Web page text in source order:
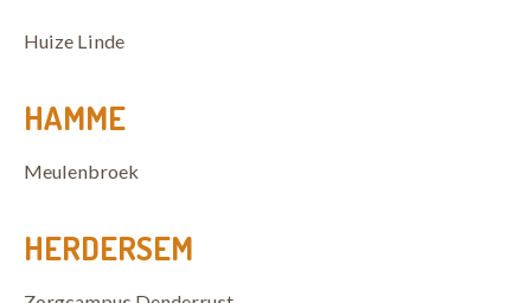
Huize Linde
HAMME
Meulenbroek
HERDERSEM